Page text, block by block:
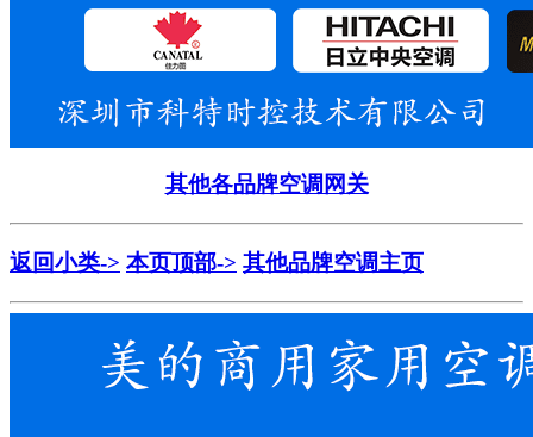
其他各品牌空调网关
返回小类-> 本页顶部-> 其他品牌空调主页